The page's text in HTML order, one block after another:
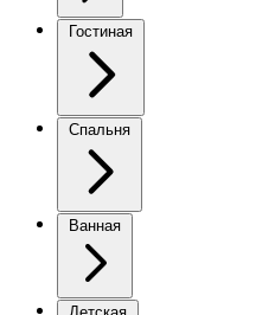
Гостиная
Спальня
Ванная